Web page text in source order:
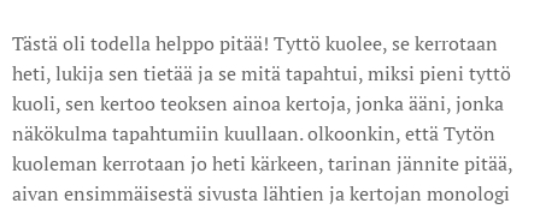
Tästä oli todella helppo pitää! Tyttö kuolee, se kerrotaan
heti, lukija sen tietää ja se mitä tapahtui, miksi pieni tyttö
kuoli, sen kertoo teoksen ainoa kertoja, jonka ääni, jonka
näkökulma tapahtumiin kuullaan. olkoonkin, että Tytön
kuoleman kerrotaan jo heti kärkeen, tarinan jännite pitää,
aivan ensimmäisestä sivusta lähtien ja kertojan monologi